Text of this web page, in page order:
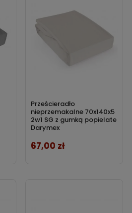
Prześcieradło
nieprzemakalne 70x140x5
2w1 SG z gumką popielate
Darymex
Cena
67,00 zł